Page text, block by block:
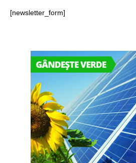
[newsletter_form]